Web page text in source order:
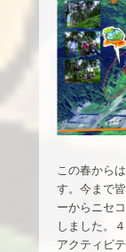
この春から
す。今まで
ーからニセ
しました。
アクティビ